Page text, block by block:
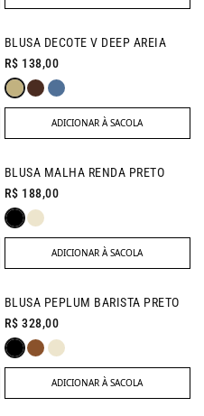
NEW IN
BLUSA DECOTE V DEEP AREIA
R$ 138,00
ADICIONAR À SACOLA
NEW IN
BLUSA MALHA RENDA PRETO
R$ 188,00
ADICIONAR À SACOLA
BLUSA PEPLUM BARISTA PRETO
R$ 328,00
ADICIONAR À SACOLA